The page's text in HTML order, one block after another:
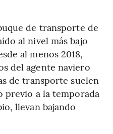
de transporte de
al nivel más bajo
al menos 2018,
del agente naviero
de transporte suelen
previo a la temporada
llevan bajando